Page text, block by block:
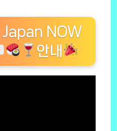
Japan NOW
안내